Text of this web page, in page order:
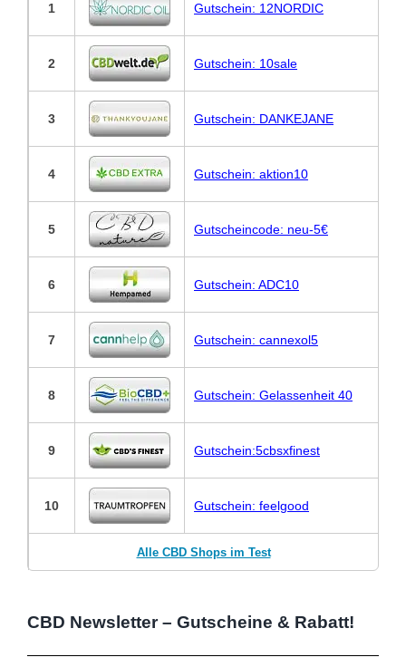
1 Gutschein: 12NORDIC
2 Gutschein: 10sale
3 Gutschein: DANKEJANE
4 Gutschein: aktion10
5 Gutscheincode: neu-5€
6 Gutschein: ADC10
7 Gutschein: cannexol5
8 Gutschein: Gelassenheit 40
9 Gutschein:5cbsxfinest
10 Gutschein: feelgood
Alle CBD Shops im Test
CBD Newsletter – Gutscheine & Rabatt!